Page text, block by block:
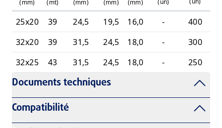
(mm) (mt) (mm) (mm) (mm) (un)
25x20 39 24,5 19,5 16,0 - 400
32x20
39 31,5 24,5 18,0 - 300
32x25
43 31,5 24,5 18,0 - 250
Documents techniques
Compatibilité